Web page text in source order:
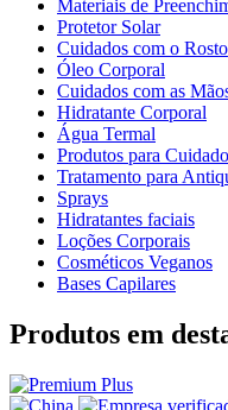
Materiais de
Protetor Solar
Cuidados com o Rosto
Óleo Corporal
Cuidados com as
Hidratante Corporal
Água Termal
Produtos para
Tratamento para
Sprays
Hidratantes faciais
Loções Corporais
Cosméticos Veganos
Bases Capilares
Produtos em